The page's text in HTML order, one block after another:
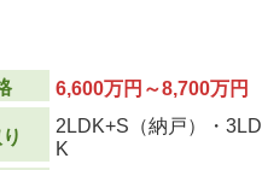
6,600万円～8,700万円
2LDK+S（納戸）・3LD
K